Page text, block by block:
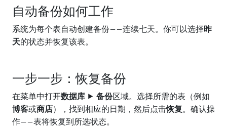
自动备份如何工作
系统为每个表自动创建备份——连续七天。你可以选择昨
天的状态并恢复该表。
一步一步：恢复备份
在菜单中打开数据库 ⯈ 备份区域。选择所需的表（例如
博客或商店），找到相应的日期，然后点击恢复。确认操
作——表将恢复到所选状态。